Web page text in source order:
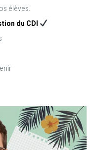
élèves.
du CDI